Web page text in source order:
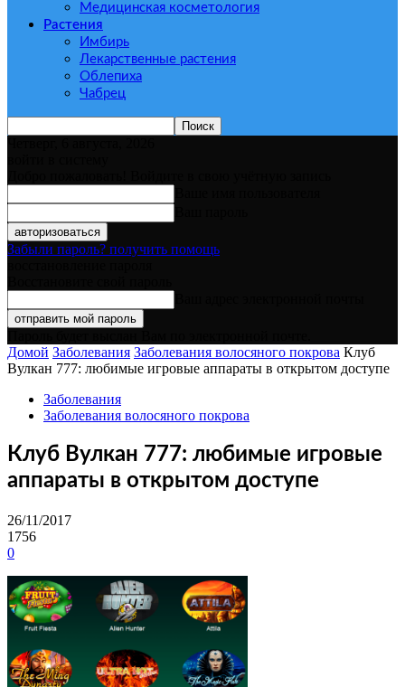
Медицинская косметология
Растения
Имбирь
Лекарственные растения
Облепиха
Чабрец
Забыли пароль? получить помощь
Домой Заболевания Заболевания волосяного покрова Клуб
Вулкан 777: любимые игровые аппараты в открытом доступе
Заболевания
Заболевания волосяного покрова
Клуб Вулкан 777: любимые игровые
аппараты в открытом доступе
26/11/2017
1756
0